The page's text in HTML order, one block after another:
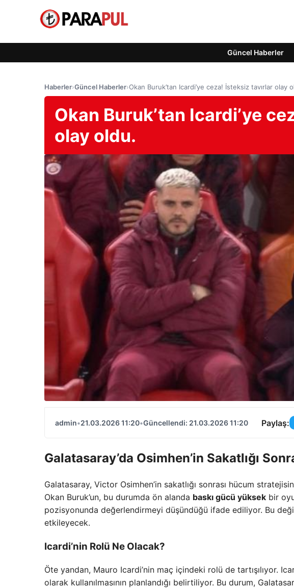
Güncel Haberler
Haberler›Güncel Haberler›Okan Buruk’tan Icardi’ye ceza! İsteksiz tavırlar olay
Okan Buruk’tan Icardi’ye
olay oldu.
admin•21.03.2026 11:20•Güncellendi: 21.03.2026 11:20 Paylaş:
Galatasaray’da Osimhen’in Sakatlığı
Galatasaray, Victor Osimhen’in sakatlığı sonrası hücum
Okan Buruk’un, bu durumda ön alanda baskı gücü yüksek bir
pozisyonunda değerlendirmeyi düşündüğü ifade ediliyor. Bu
etkileyecek.
Icardi’nin Rolü Ne Olacak?
Öte yandan, Mauro Icardi’nin maç içindeki rolü de tartışılıyor.
olarak kullanılmasının planlandığı belirtiliyor. Bu durum,